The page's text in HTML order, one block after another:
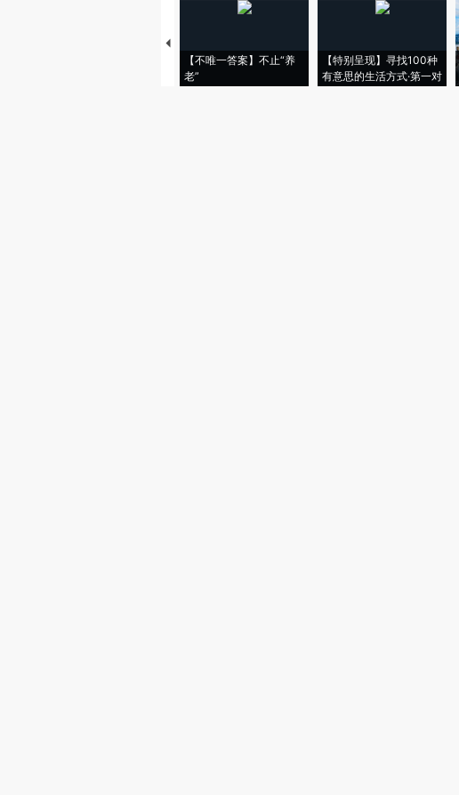
【不唯一答案】不止“养
老”
【特别呈现】寻找100种
有意思的生活方式·第一对